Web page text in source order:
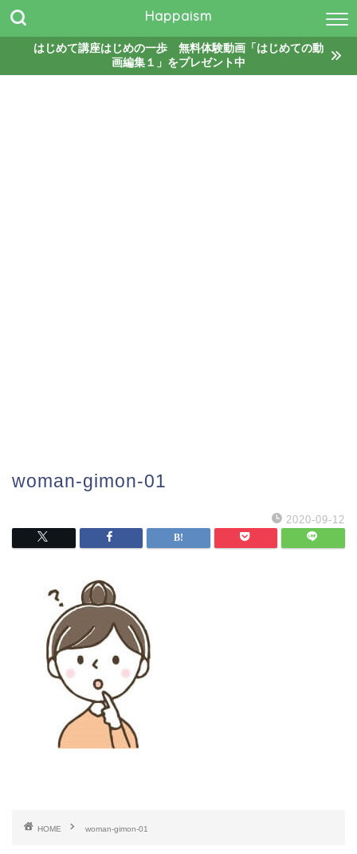
Happaism
はじめて講座はじめの一歩 無料体験動画「はじめての動
画編集１」をプレゼント中
woman-gimon-01
2020-09-12
HOME woman-gimon-01